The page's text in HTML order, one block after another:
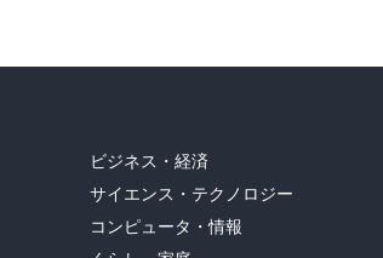
ビジネス・経済
サイエンス・テクノロジー
コンピュータ・情報